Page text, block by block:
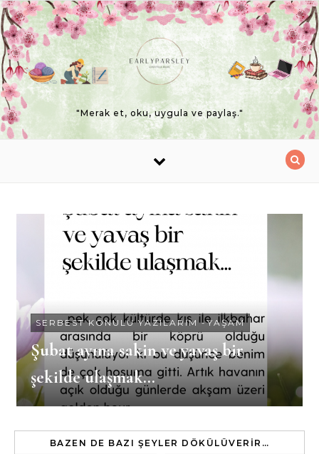
Skip to content
"Merak et, oku, uygula ve paylaş."
SERBEST KONULU YAZILARIM -YAŞAM
Şubat ayına sakin ve yavaş bir
şekilde ulaşmak…
BAZEN DE BAZI ŞEYLER DÖKÜLÜVERIR…